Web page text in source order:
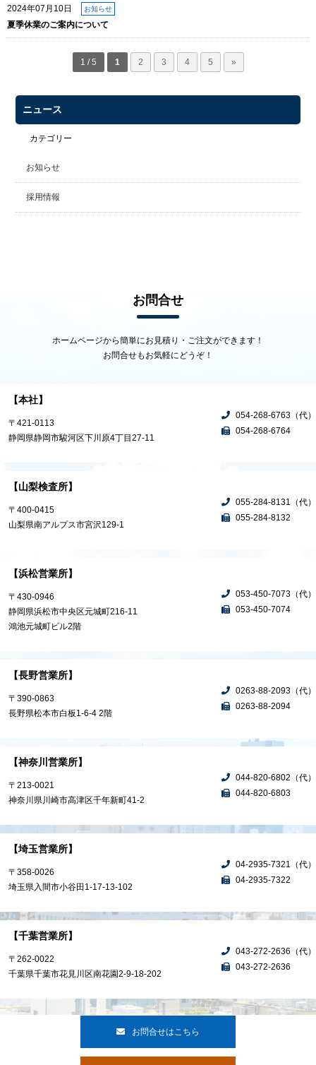
2024年07月10日 お知らせ
夏季休業のご案内について
1 / 5 1 2 3 4 5 »
ニュース
カテゴリー
お知らせ
採用情報
お問合せ
ホームページから簡単にお見積り・ご注文ができます！
お問合せもお気軽にどうぞ！
【本社】
〒421-0113
静岡県静岡市駿河区下川原4丁目27-11
054-268-6763（代）
054-268-6764
【山梨検査所】
〒400-0415
山梨県南アルプス市宮沢129-1
055-284-8131（代）
055-284-8132
【浜松営業所】
〒430-0946
静岡県浜松市中央区元城町216-11
鴻池元城町ビル2階
053-450-7073（代）
053-450-7074
【長野営業所】
〒390-0863
長野県松本市白板1-6-4 2階
0263-88-2093（代）
0263-88-2094
【神奈川営業所】
〒213-0021
神奈川県川崎市高津区千年新町41-2
044-820-6802（代）
044-820-6803
【埼玉営業所】
〒358-0026
埼玉県入間市小谷田1-17-13-102
04-2935-7321（代）
04-2935-7322
【千葉営業所】
〒262-0022
千葉県千葉市花見川区南花園2-9-18-202
043-272-2636（代）
043-272-2636
お問合せはこちら